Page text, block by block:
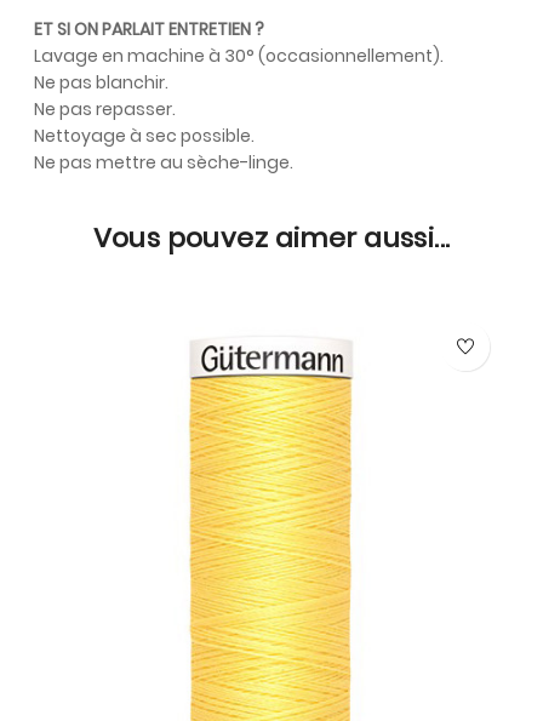
ET SI ON PARLAIT ENTRETIEN ?
Lavage en machine à 30° (occasionnellement).
Ne pas blanchir.
Ne pas repasser.
Nettoyage à sec possible.
Ne pas mettre au sèche-linge.
Vous pouvez aimer aussi...